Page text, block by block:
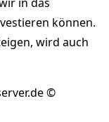
können.
wird auch
©